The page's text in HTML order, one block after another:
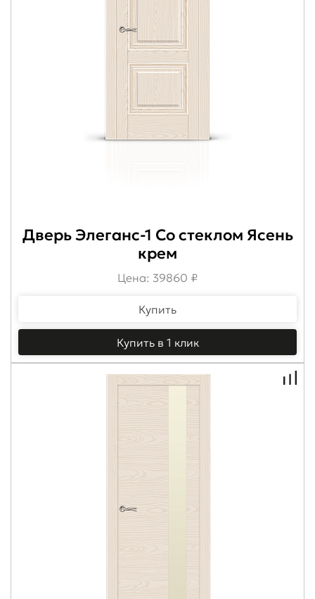
Дверь Элеганс-1 Со стеклом Ясень
крем
Цена: 39860 ₽
Купить
Купить в 1 клик